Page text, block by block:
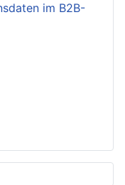
im B2B-